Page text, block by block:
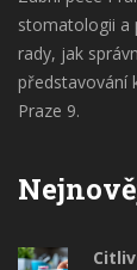
stomatologii a
rady, jak
představování
Praze 9.